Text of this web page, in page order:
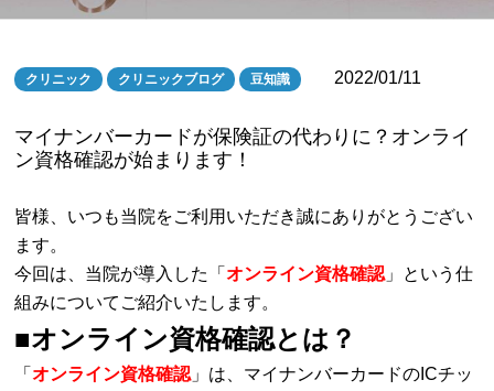
クリニック クリニックブログ 豆知識 2022/01/11
マイナンバーカードが保険証の代わりに？オンライ
ン資格確認が始まります！
皆様、いつも当院をご利用いただき誠にありがとうござい
ます。
今回は、当院が導入した「オンライン資格確認 」という仕
組みについてご紹介いたします。
■オンライン資格確認とは？
「オンライン資格確認 」は、マイナンバーカードのICチッ